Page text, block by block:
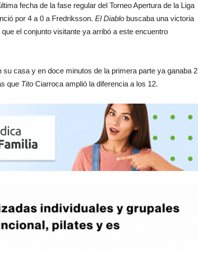
fecha de la fase regular del Torneo Apertura de la Liga
por 4 a 0 a Fredriksson. El Diablo buscaba una victoria
el conjunto visitante ya arribó a este encuentro
casa y en doce minutos de la primera parte ya ganaba 2
que Tito Ciarroca amplió la diferencia a los 12.